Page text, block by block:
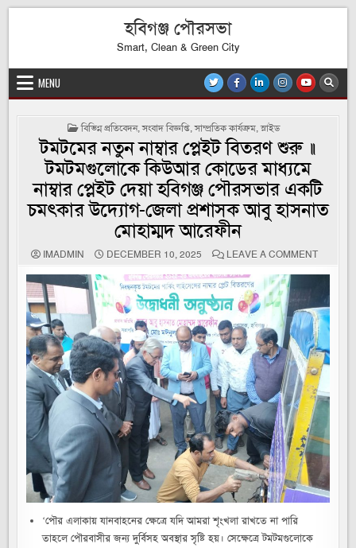
হবিগঞ্জ পৌরসভা
Smart, Clean & Green City
MENU
POSTED
বিভিন্ন প্রতিবেদন,সংবাদ বিজ্ঞপ্তি,সাম্প্রতিক কার্যক্রম,স্লাইড
টমটমের নতুন নাম্বার প্লেইট বিতরণ শুরু ॥
টমটমগুলোকে কিউআর কোডের মাধ্যমে
নাম্বার প্লেইট দেয়া হবিগঞ্জ পৌরসভার একটি
চমৎকার উদ্যোগ-জেলা প্রশাসক আবু হাসনাত
মোহাম্মদ আরেফীন
IMADMIN DECEMBER 10, 2025 LEAVE A COMMENTON
নতুন
বিতরণ
শুরু
॥
কিউআর
কোডের
মাধ্যমে
নাম্বার
প্লেইট
দেয়া
হবিগঞ্জ
পৌরসভার
চমৎকার
উদ্যোগ-
জেলা
প্রশাসক
হাসনাত
মোহাম্মদ
আরেফীন
‘পৌর এলাকায় যানবাহনের ক্ষেত্রে যদি আমরা শৃংখলা রাখতে না পারি
তাহলে পৌরবাসীর জন্য দুর্বিসহ অবস্থার সৃষ্টি হয়। সেক্ষেত্রে টমটমগুলোকে